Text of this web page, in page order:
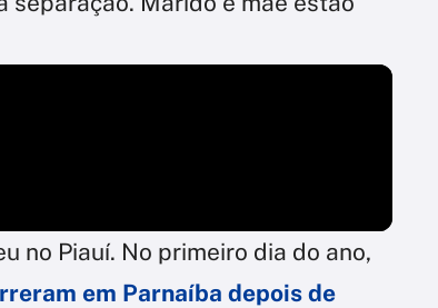
no Piauí. No primeiro dia do ano,
em Parnaíba depois de